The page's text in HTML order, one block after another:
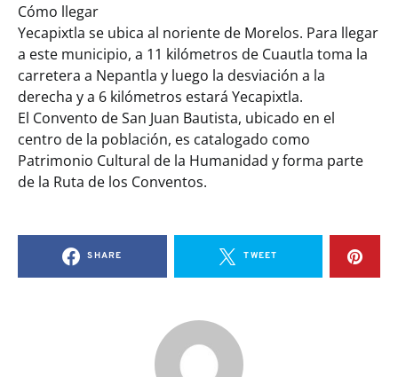
Cómo llegar
Yecapixtla se ubica al noriente de Morelos. Para llegar
a este municipio, a 11 kilómetros de Cuautla toma la
carretera a Nepantla y luego la desviación a la
derecha y a 6 kilómetros estará Yecapixtla.
El Convento de San Juan Bautista, ubicado en el
centro de la población, es catalogado como
Patrimonio Cultural de la Humanidad y forma parte
de la Ruta de los Conventos.
SHARE TWEET